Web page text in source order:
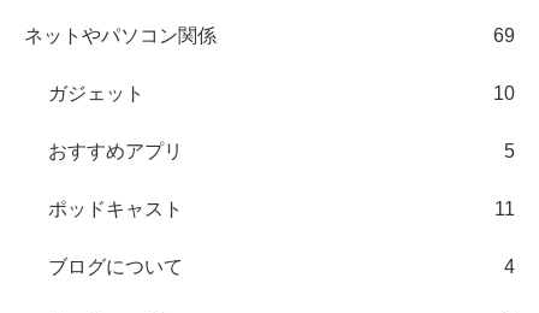
ネットやパソコン関係 69
ガジェット 10
おすすめアプリ 5
ポッドキャスト 11
ブログについて 4